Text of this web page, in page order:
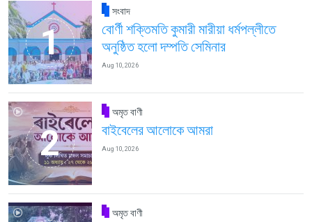
সংবাদ
বোর্ণী শক্তিমতি কুমারী মারীয়া ধর্মপল্লীতে
অনুষ্ঠিত হলো দম্পতি সেমিনার
Aug 10, 2026
অমৃত বাণী
বাইবেলের আলোকে আমরা
Aug 10, 2026
অমৃত বাণী